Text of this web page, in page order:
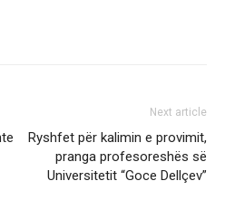
Next article
Ryshfet për kalimin e provimit,
pranga profesoreshës së
Universitetit “Goce Dellçev”